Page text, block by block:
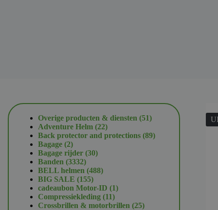
Overige producten & diensten 5151
Adventure Helm 2222
producten
Back protector and protections 8989
Bagage 22
producten
Bagage rijder 3030
Banden 33323332
producten
BELL helmen 488488
BIG SALE 155155
producten
cadeaubon Motor-ID 11
Compressiekleding 1111
producten
Crossbrillen & motorbrillen 2525